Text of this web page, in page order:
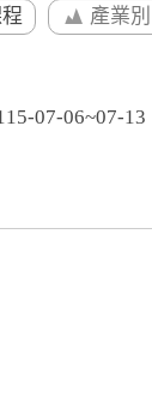
產業別
07-06~07-13